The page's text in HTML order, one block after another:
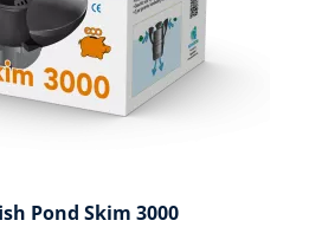
Pond Skim 3000